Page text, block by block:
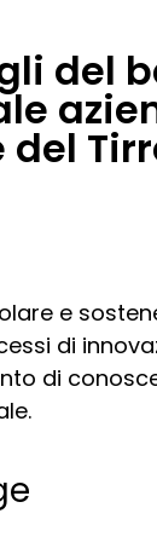
del
e
di
di